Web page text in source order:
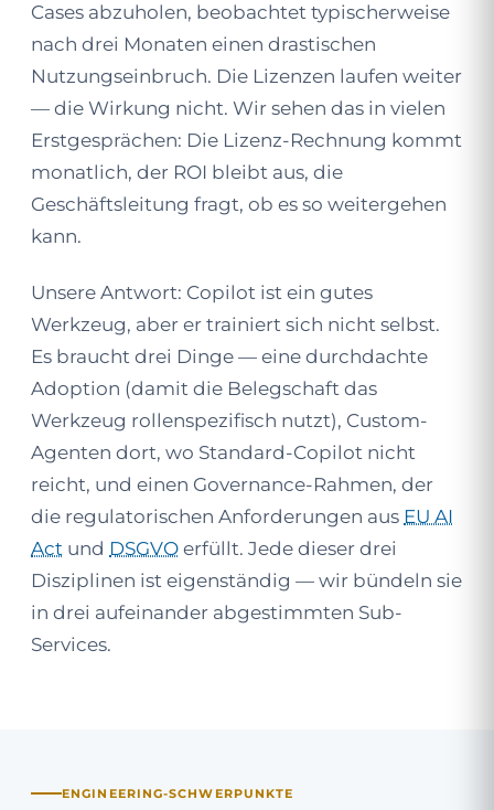
Cases abzuholen, beobachtet typischerweise
nach drei Monaten einen drastischen
Nutzungseinbruch. Die Lizenzen laufen weiter
— die Wirkung nicht. Wir sehen das in vielen
Erstgesprächen: Die Lizenz-Rechnung kommt
monatlich, der ROI bleibt aus, die
Geschäftsleitung fragt, ob es so weitergehen
kann.
Unsere Antwort: Copilot ist ein gutes
Werkzeug, aber er trainiert sich nicht selbst.
Es braucht drei Dinge — eine durchdachte
Adoption (damit die Belegschaft das
Werkzeug rollenspezifisch nutzt), Custom-
Agenten dort, wo Standard-Copilot nicht
reicht, und einen Governance-Rahmen, der
die regulatorischen Anforderungen aus EU AI
Act und DSGVO erfüllt. Jede dieser drei
Disziplinen ist eigenständig — wir bündeln sie
in drei aufeinander abgestimmten Sub-
Services.
ENGINEERING-SCHWERPUNKTE